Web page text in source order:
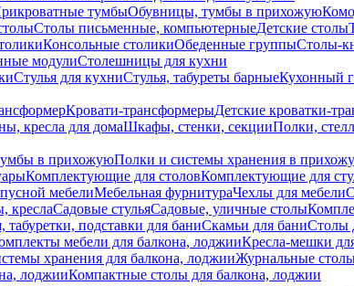
тумбыОбувницы, тумбы в прихожую
Столы письменные, компьютерныеДетские столы
Консольные столикиОбеденные группыСтолы-
модулиСтолешницы для кухни
Стулья для кухниСтулья, табуреты барныеКухонный
Кровати-трансформерыДетские кроватки-
кресла для домаШкафы, стенки, секцииПолки,
в прихожуюПолки и системы хранения в
Комплектующие для столовКомплектующие для
мебелиМебельная фурнитураЧехлы для мебели
креслаСадовые стульяСадовые, уличные столы
табуретки, подставки для баниСкамьи для баниСтолы
мебели для балкона, лоджииКресла-мешки
хранения для балкона, лоджииЖурнальные
лоджииКомпактные столы для балкона, лоджии